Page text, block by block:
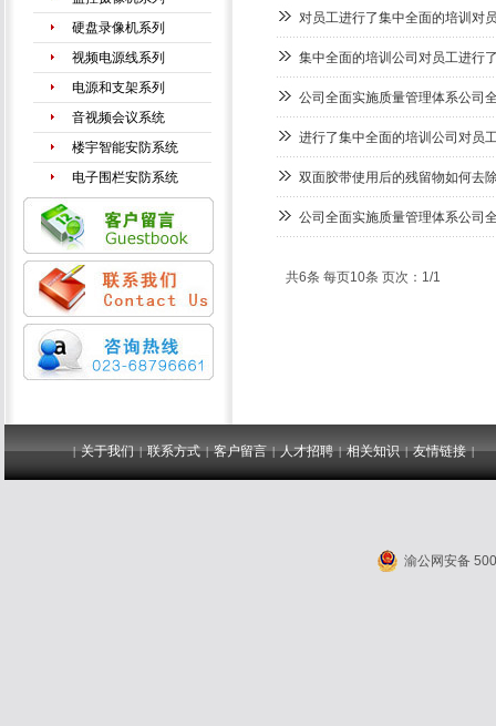
硬盘录像机系列
视频电源线系列
电源和支架系列
音视频会议系统
楼宇智能安防系统
电子围栏安防系统
手机信号放大器
LED液晶拼接系列
对员工进行了集中全面的培训对
集中全面的培训公司对员工进行
公司全面实施质量管理体系公司
进行了集中全面的培训公司对员
双面胶带使用后的残留物如何去
公司全面实施质量管理体系公司
共6条 每页10条 页次：1/1
|关于我们 |联系方式 |客户留言 |人才招聘 |相关知识 |友情链接 |
渝公网安备